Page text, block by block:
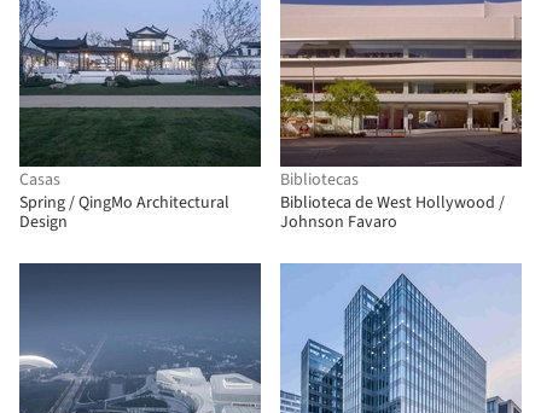
Casas
Spring / QingMo Architectural
Design
Bibliotecas
Biblioteca de West Hollywood /
Johnson Favaro